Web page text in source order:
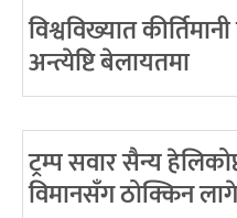
विश्वविख्यात
अन्त्येष्टि बेलायतमा
ट्रम्प सवार सैन्य
विमानसँग ठोक्किन